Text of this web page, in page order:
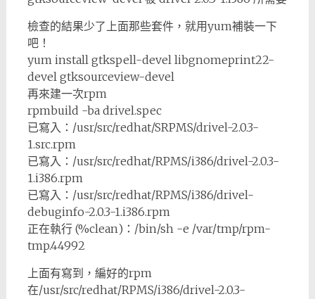
檢查的結果少了上面那些套件，就用yum補裝一下
吧！
yum install gtkspell-devel libgnomeprint22-
devel gtksourceview-devel
再來建一次rpm
rpmbuild -ba drivel.spec
已寫入：/usr/src/redhat/SRPMS/drivel-2.0.3-
1.src.rpm
已寫入：/usr/src/redhat/RPMS/i386/drivel-2.0.3-
1.i386.rpm
已寫入：/usr/src/redhat/RPMS/i386/drivel-
debuginfo-2.0.3-1.i386.rpm
正在執行 (%clean)：/bin/sh -e /var/tmp/rpm-
tmp.44992
上面有寫到，編好的rpm
在/usr/src/redhat/RPMS/i386/drivel-2.0.3-